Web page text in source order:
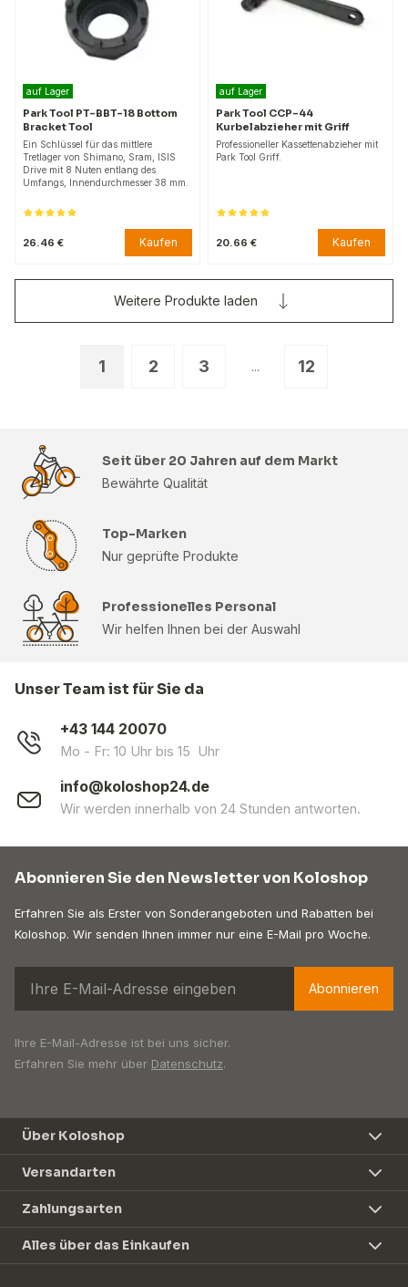
auf Lager
Park Tool PT-BBT-18 Bottom
Bracket Tool
Ein Schlüssel für das mittlere
Tretlager von Shimano, Sram, ISIS
Drive mit 8 Nuten entlang des
Umfangs, Innendurchmesser 38 mm.
26.46 € Kaufen
auf Lager
Park Tool CCP-44
Kurbelabzieher mit Griff
Professioneller Kassettenabzieher mit
Park Tool Griff.
20.66 € Kaufen
1 2 3 ... 12
Weitere Produkte laden
Seit über 20 Jahren auf dem Markt
Bewährte Qualität
Top-Marken
Nur geprüfte Produkte
Professionelles Personal
Wir helfen Ihnen bei der Auswahl
Unser Team ist für Sie da
+43 144 20070
Mo - Fr: 10 Uhr bis 15 Uhr
info@koloshop24.de
Wir werden innerhalb von 24 Stunden antworten.
Abonnieren Sie den Newsletter von Koloshop
Erfahren Sie als Erster von Sonderangeboten und Rabatten bei
Koloshop. Wir senden Ihnen immer nur eine E-Mail pro Woche.
Abonnieren
Ihre E-Mail-Adresse ist bei uns sicher.
Erfahren Sie mehr über Datenschutz.
Über Koloshop
Versandarten
Zahlungsarten
Alles über das Einkaufen